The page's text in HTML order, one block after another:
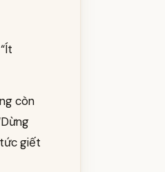
còn
giết